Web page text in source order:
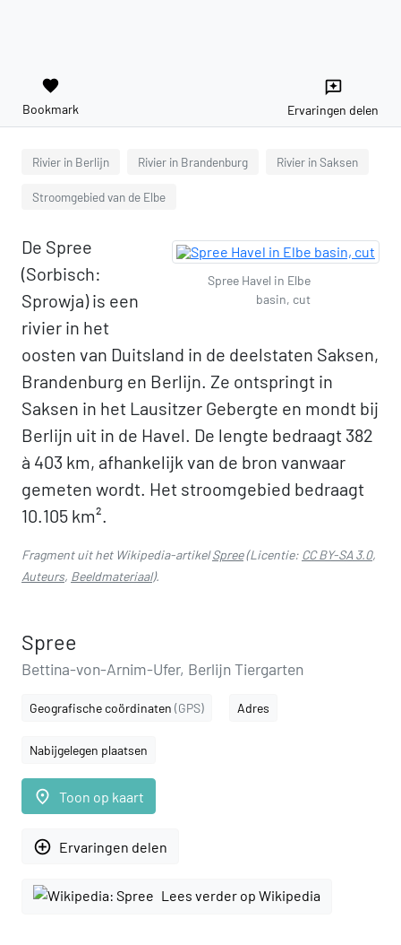
favorite
Bookmark
reviews
Ervaringen delen
Rivier in Berlijn Rivier in Brandenburg Rivier in Saksen
Stroomgebied van de Elbe
Spree Havel in Elbe
basin, cut
De Spree
(Sorbisch:
Sprowja) is een
rivier in het
oosten van Duitsland in de deelstaten Saksen,
Brandenburg en Berlijn. Ze ontspringt in
Saksen in het Lausitzer Gebergte en mondt bij
Berlijn uit in de Havel. De lengte bedraagt 382
à 403 km, afhankelijk van de bron vanwaar
gemeten wordt. Het stroomgebied bedraagt
10.105 km².
Fragment uit het Wikipedia-artikelSpree(Licentie: CC BY-SA 3.0,
Auteurs, Beeldmateriaal).
Spree
Bettina-von-Arnim-Ufer, Berlijn Tiergarten
Geografische coördinaten (GPS) Adres
Nabijgelegen plaatsen
place Toon op kaart
add_circle_outline Ervaringen delen
Lees verder op Wikipedia